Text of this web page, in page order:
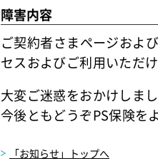
障害内容
ご契約者さまページおよ
セスおよびご利用いただ
大変ご迷惑をおかけしま
今後ともどうぞPS保険を
「お知らせ」トップへ